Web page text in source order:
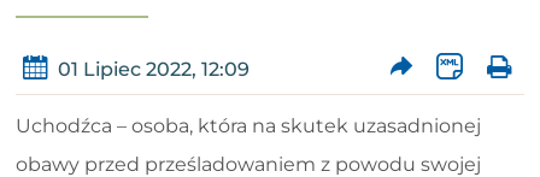
01 Lipiec 2022, 12:09
Uchodźca – osoba, która na skutek uzasadnionej
obawy przed prześladowaniem z powodu swojej